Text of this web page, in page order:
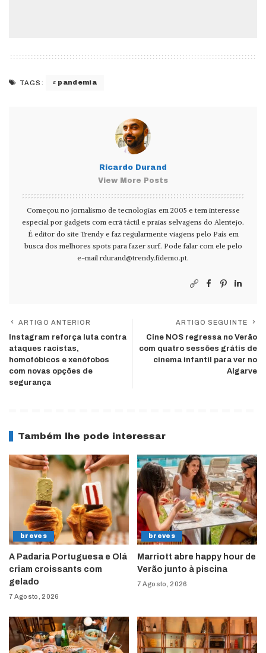
TAGS: pandemia
Ricardo Durand
View More Posts
Começou no jornalismo de tecnologias em 2005 e tem interesse
especial por gadgets com ecrã táctil e praias selvagens do Alentejo.
É editor do site Trendy e faz regularmente viagens pelo País em
busca dos melhores spots para fazer surf. Pode falar com ele pelo
e-mail rdurand@trendy.fidemo.pt.
ARTIGO ANTERIOR
Instagram reforça luta contra
ataques racistas,
homofóbicos e xenófobos
com novas opções de
segurança
ARTIGO SEGUINTE
Cine NOS regressa no Verão
com quatro sessões grátis de
cinema infantil para ver no
Algarve
Também lhe pode interessar
breves
A Padaria Portuguesa e Olá
criam croissants com
gelado
7 Agosto, 2026
breves
Marriott abre happy hour de
Verão junto à piscina
7 Agosto, 2026